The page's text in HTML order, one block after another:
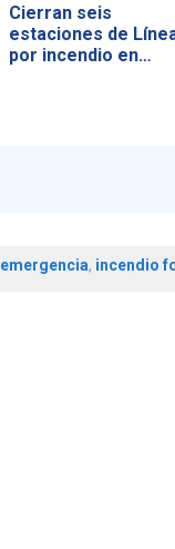
Cierran seis
estaciones de
por incendio en…
emergencia, incendio